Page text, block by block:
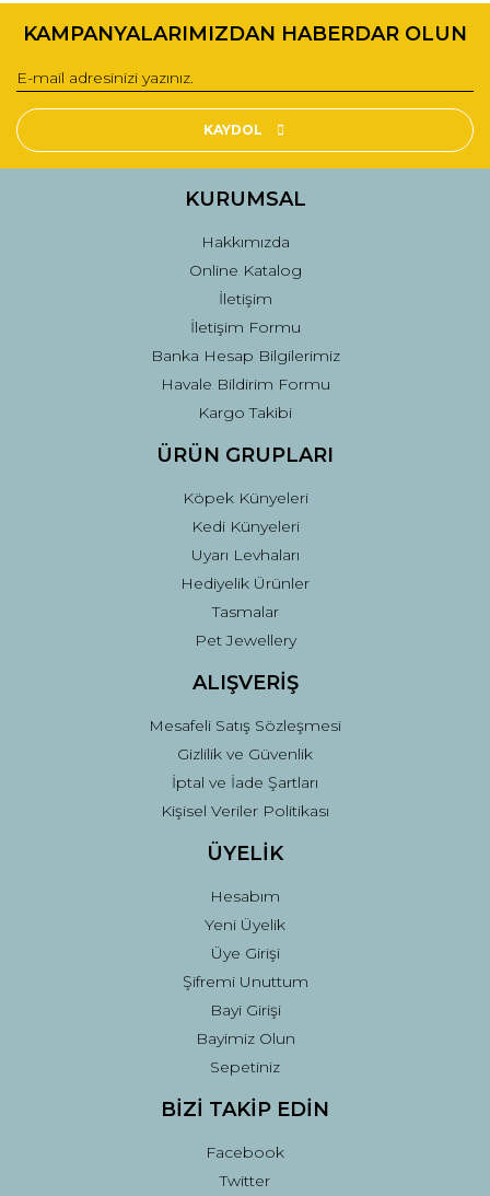
Görüş ve önerileriniz için teşekkür ederiz.
Ürün resmi kalitesiz, bozuk veya görüntülenemiyor.
Ürün açıklamasında eksik bilgiler bulunuyor.
Ürün fiyatı diğer sitelerden daha pahalı.
Gönder
KAMPANYALARIMIZDAN HABERDAR OLUN
KAYDOL
KURUMSAL
Hakkımızda
Online Katalog
İletişim
İletişim Formu
Banka Hesap Bilgilerimiz
Havale Bildirim Formu
Kargo Takibi
ÜRÜN GRUPLARI
Köpek Künyeleri
Kedi Künyeleri
Uyarı Levhaları
Hediyelik Ürünler
Tasmalar
Pet Jewellery
ALIŞVERİŞ
Mesafeli Satış Sözleşmesi
Gizlilik ve Güvenlik
İptal ve İade Şartları
Kişisel Veriler Politikası
ÜYELİK
Hesabım
Yeni Üyelik
Üye Girişi
Şifremi Unuttum
Bayi Girişi
Bayimiz Olun
Sepetiniz
BİZİ TAKİP EDİN
Facebook
Twitter